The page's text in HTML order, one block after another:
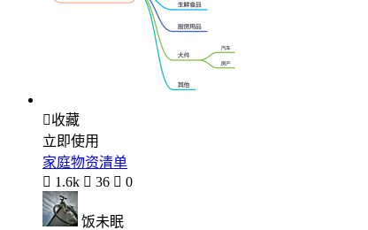
收藏
立即使用
家庭物资清单
 1.6k  36  0
饭未眠